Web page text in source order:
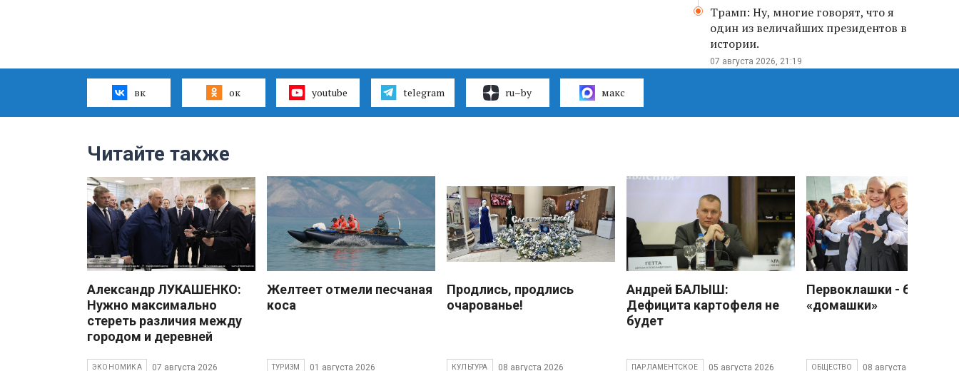
Трамп: Ну, многие говорят, что я
один из величайших президентов в
истории.
07 августа 2026, 21:19
вк ок youtube telegram ru–by макс
Читайте также
Александр ЛУКАШЕНКО:
Нужно максимально
стереть различия между
городом и деревней
ЭКОНОМИКА 07 августа 2026
Желтеет отмели песчаная
коса
ТУРИЗМ 01 августа 2026
Продлись, продлись
очарованье!
КУЛЬТУРА 08 августа 2026
Андрей БАЛЫШ:
Дефицита картофеля не
будет
ПАРЛАМЕНТСКОЕ 05 августа 2026
Первоклашки - без
«домашки»
ОБЩЕСТВО 08 августа 2026